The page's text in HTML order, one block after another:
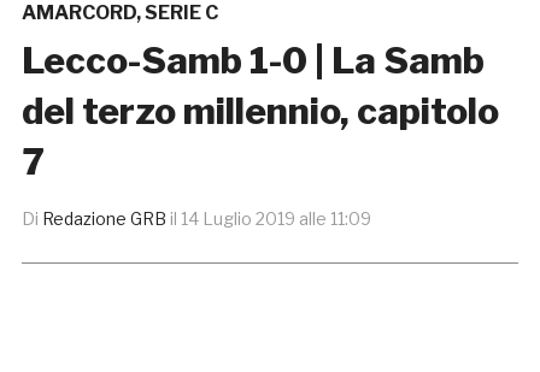
AMARCORD,SERIE C
Lecco-Samb 1-0 | La Samb
del terzo millennio, capitolo
7
Di Redazione GRB il 14 Luglio 2019 alle 11:09